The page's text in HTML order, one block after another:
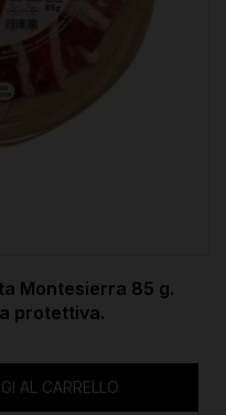
Montesierra 85 g.
protettiva.
AL CARRELLO